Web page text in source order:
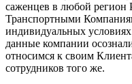
саженцев в любой
Транспортными
индивидуальных
данные компании
относимся к своим
сотрудников того же.